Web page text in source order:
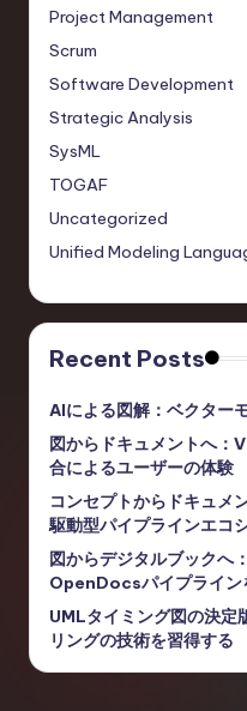
Project Management
Scrum
Software Development
Strategic Analysis
SysML
TOGAF
Uncategorized
Unified Modeling
Recent Posts
AIによる図解：ベクター
図からドキュメントへ
合によるユーザーの体験
コンセプトからドキュ
駆動型パイプラインエコ
図からデジタルブック
OpenDocsパイプライン
UMLタイミング図の決定
リングの技術を習得する